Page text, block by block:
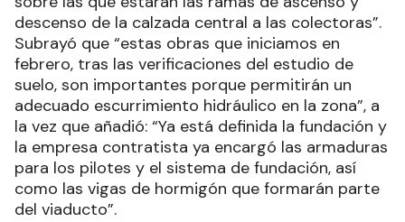
descenso de la calzada central a las colectoras”.
Subrayó que “estas obras que iniciamos en
febrero, tras las verificaciones del estudio de
suelo, son importantes porque permitirán un
adecuado escurrimiento hidráulico en la zona”, a
la vez que añadió: “Ya está definida la fundación y
la empresa contratista ya encargó las armaduras
para los pilotes y el sistema de fundación, así
como las vigas de hormigón que formarán parte
del viaducto”.